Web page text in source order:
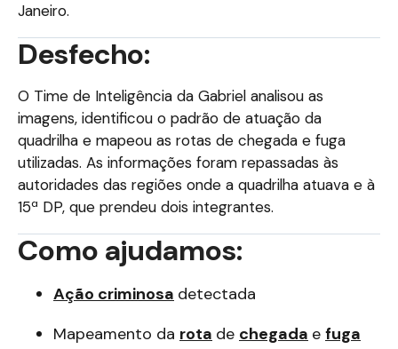
Janeiro.
Desfecho:
O Time de Inteligência da Gabriel analisou as
imagens, identificou o padrão de atuação da
quadrilha e mapeou as rotas de chegada e fuga
utilizadas. As informações foram repassadas às
autoridades das regiões onde a quadrilha atuava e à
15ª DP, que prendeu dois integrantes.
Como ajudamos:
Ação criminosa detectada
Mapeamento da rota de chegada e fuga